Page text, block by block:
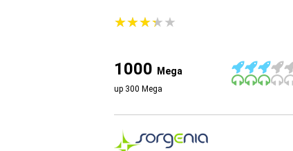
★★★★★
★★★★★
1000 Mega
up 300 Mega